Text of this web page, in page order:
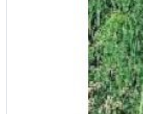
Previous